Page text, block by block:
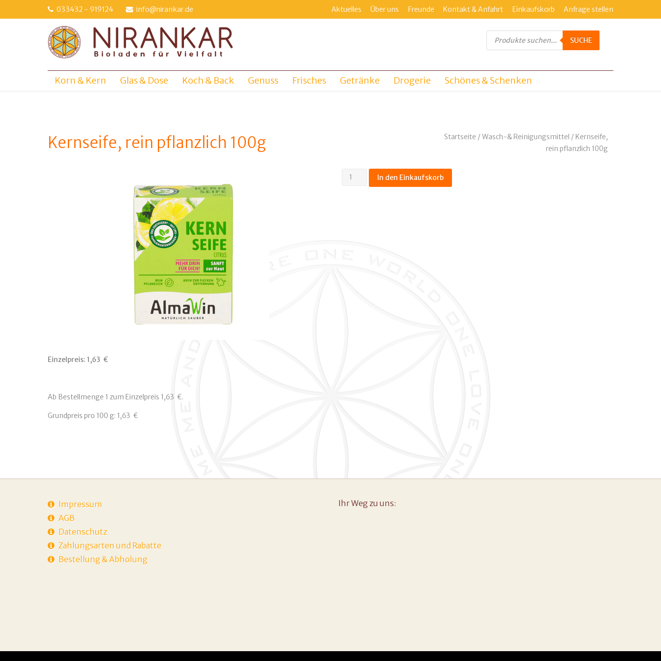
zum
033432 - 919124 info@nirankar.de Aktuelles Über uns Freunde Kontakt & Anfahrt Einkaufskorb Anfrage stellen
Products
search SUCHE
Korn & Kern Glas & Dose Koch & Back Genuss Frisches Getränke Drogerie Schönes & Schenken
Kernseife, rein pflanzlich 100g Startseite /Wasch-& Reinigungsmittel / Kernseife,
rein pflanzlich 100g
Kernseife,In den Einkaufskorb
Einzelpreis: 1,63  €
Ab Bestellmenge 1 zum Einzelpreis 1,63  €.
Grundpreis pro 100 g: 1,63  €
Impressum
AGB
Datenschutz
Zahlungsarten und Rabatte
Bestellung & Abholung
Ihr Weg zu uns: